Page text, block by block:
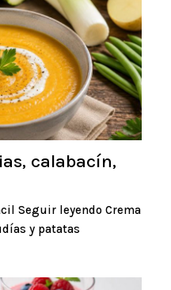
calabacín,
Seguir leyendo Crema
y patatas